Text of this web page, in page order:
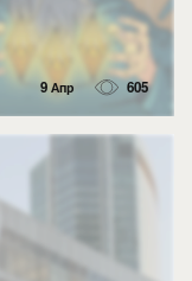
9 Апр 605